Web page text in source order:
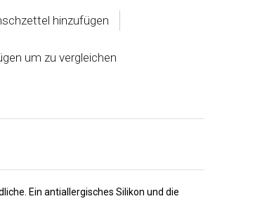
hinzufügen
um zu vergleichen
Ein antiallergisches Silikon und die